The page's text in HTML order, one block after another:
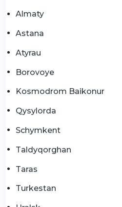
Almaty
Astana
Atyrau
Borovoye
Kosmodrom Baikonur
Qysylorda
Schymkent
Taldyqorghan
Taras
Turkestan